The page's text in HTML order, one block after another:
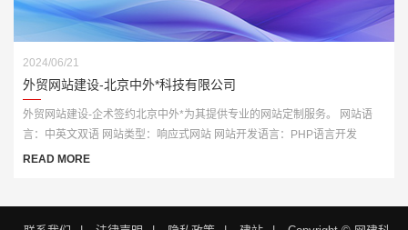
2024/06/21
外贸网站建设-北京中外*科技有限公司
外贸网站建设-企术签约北京中外*为其提供专业的网站定制服务。 网站语
言：中英文双语 网站类型：响应式网站 网站开发语言：PHP语言开发
READ MORE